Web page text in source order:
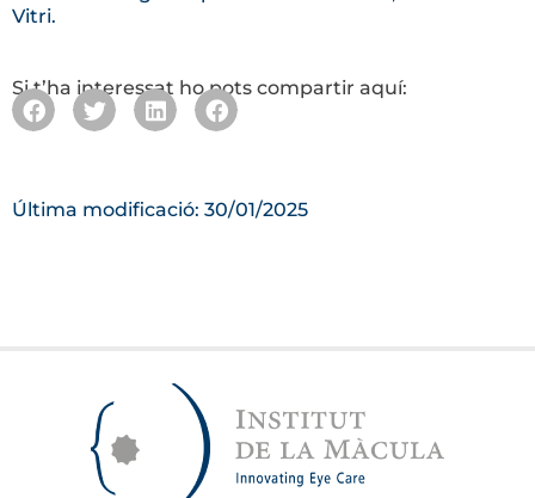
Vitri.
Si t’ha interessat ho pots compartir aquí:
Última modificació: 30/01/2025